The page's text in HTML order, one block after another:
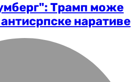
Трамп може
наративе